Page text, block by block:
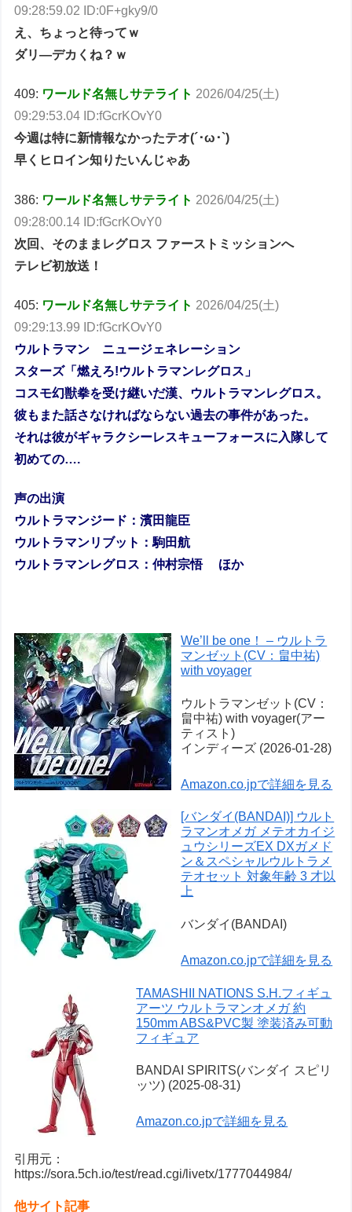
09:28:59.02 ID:0F+gky9/0
え、ちょっと待ってｗ
ダリ―デカくね？ｗ
409: ワールド名無しサテライト 2026/04/25(土)
09:29:53.04 ID:fGcrKOvY0
今週は特に新情報なかったテオ(´･ω･`)
早くヒロイン知りたいんじゃあ
386: ワールド名無しサテライト 2026/04/25(土)
09:28:00.14 ID:fGcrKOvY0
次回、そのままレグロス ファーストミッションへ
テレビ初放送！
405: ワールド名無しサテライト 2026/04/25(土)
09:29:13.99 ID:fGcrKOvY0
ウルトラマン ニュージェネレーション
スターズ「燃えろ!ウルトラマンレグロス」
コスモ幻獣拳を受け継いだ漢、ウルトラマンレグロス。
彼もまた話さなければならない過去の事件があった。
それは彼がギャラクシーレスキューフォースに入隊して
初めての….
声の出演
ウルトラマンジード：濱田龍臣
ウルトラマンリブット：駒田航
ウルトラマンレグロス：仲村宗悟 ほか
We’ll be one！ – ウルトラ
マンゼット(CV：畠中祐)
with voyager
ウルトラマンゼット(CV：
畠中祐) with voyager(アー
ティスト)
インディーズ (2026-01-28)
Amazon.co.jpで詳細を見る
[バンダイ(BANDAI)] ウルト
ラマンオメガ メテオカイジ
ュウシリーズEX DXガメド
ン＆スペシャルウルトラメ
テオセット 対象年齢 3 才以
上
バンダイ(BANDAI)
Amazon.co.jpで詳細を見る
TAMASHII NATIONS S.H.フィギュ
アーツ ウルトラマンオメガ 約
150mm ABS&PVC製 塗装済み可動
フィギュア
BANDAI SPIRITS(バンダイ スピリ
ッツ) (2025-08-31)
Amazon.co.jpで詳細を見る
引用元：
https://sora.5ch.io/test/read.cgi/livetx/1777044984/
他サイト記事